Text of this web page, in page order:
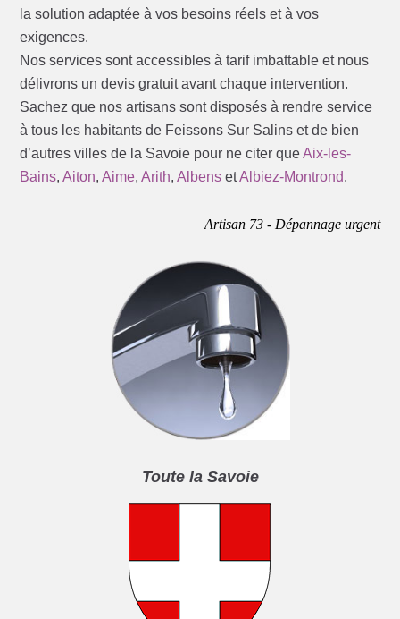
la solution adaptée à vos besoins réels et à vos
exigences.
Nos services sont accessibles à tarif imbattable et nous
délivrons un devis gratuit avant chaque intervention.
Sachez que nos artisans sont disposés à rendre service
à tous les habitants de Feissons Sur Salins et de bien
d’autres villes de la Savoie pour ne citer queAix-les-
Bains,Aiton,Aime,Arith,Albens etAlbiez-Montrond.
Artisan 73 - Dépannage urgent
Toute la Savoie